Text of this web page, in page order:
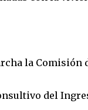
la Comisión
del